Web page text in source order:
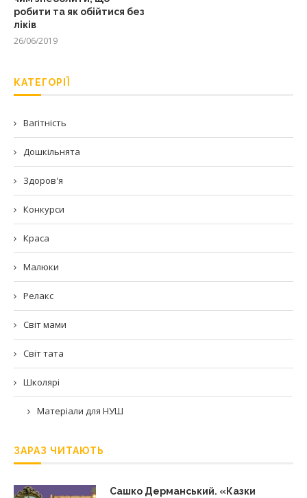
робити та як обійтися без
ліків
26/06/2019
КАТЕГОРІЇ
Вагітність
Дошкільнята
Здоров'я
Конкурси
Краса
Малюки
Релакс
Світ мами
Світ тата
Школярі
Матеріали для НУШ
ЗАРАЗ ЧИТАЮТЬ
Сашко Дерманський. «Казки